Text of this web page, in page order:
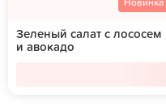
Новинка
Зеленый салат с лососем
и авокадо